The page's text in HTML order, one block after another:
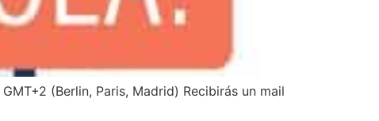
(Berlin, Paris, Madrid) Recibirás un mail